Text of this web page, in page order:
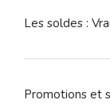
Les soldes :
Promotions et